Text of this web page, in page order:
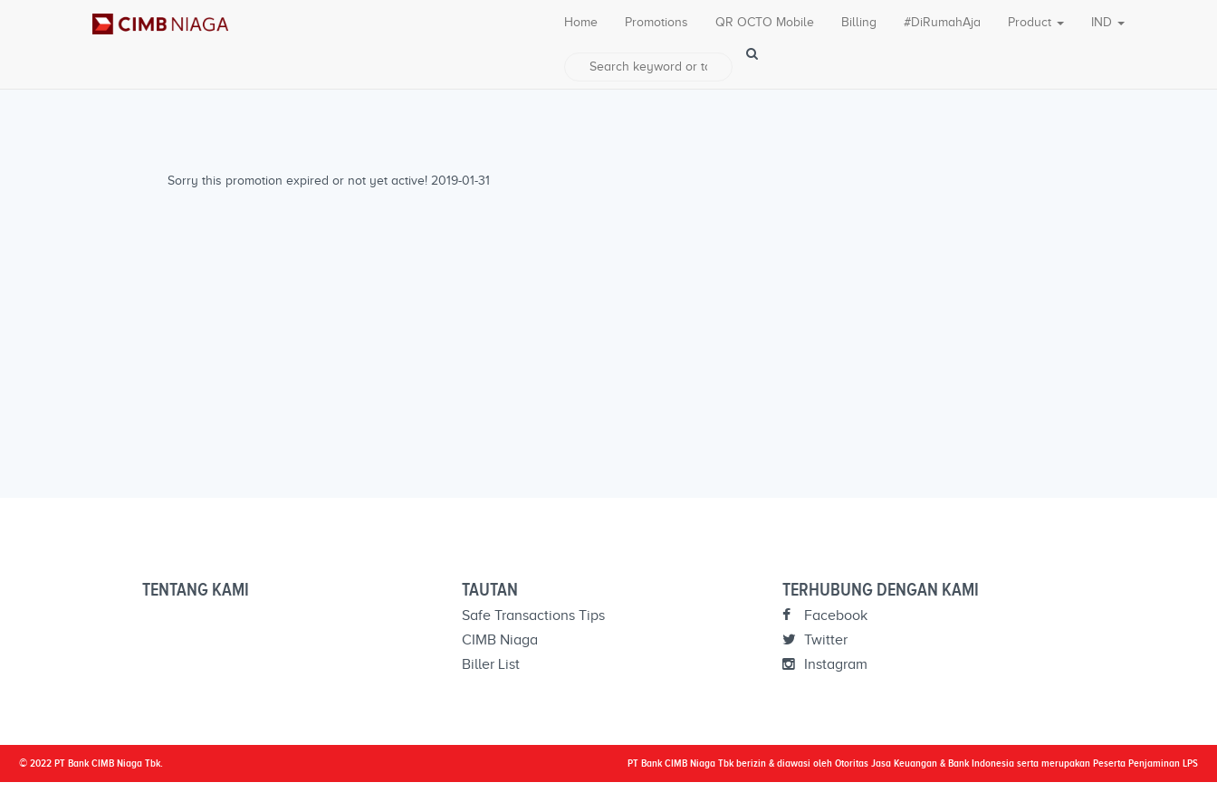
Sorry this promotion expired or not yet active! 2019-01-31
Home Promotions QR OCTO Mobile Billing #DiRumahAja Product IND
TENTANG KAMI TAUTAN
Safe Transactions Tips
CIMB Niaga
Biller List
TERHUBUNG DENGAN KAMI
Facebook
Twitter
Instagram
© 2022 PT Bank CIMB Niaga Tbk. PT Bank CIMB Niaga Tbk berizin & diawasi oleh Otoritas Jasa Keuangan & Bank Indonesia serta merupakan Peserta Penjaminan LPS